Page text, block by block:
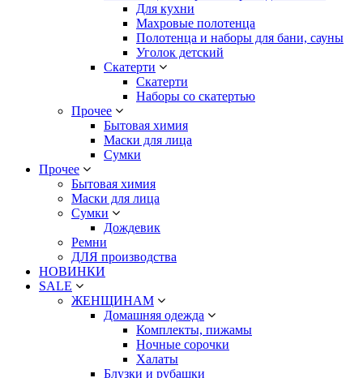
Для кухни
Махровые полотенца
Полотенца и наборы для бани, сауны
Уголок детский
Скатерти
Скатерти
Наборы со скатертью
Прочее
Бытовая химия
Маски для лица
Сумки
Прочее
Бытовая химия
Маски для лица
Сумки
Дождевик
Ремни
ДЛЯ производства
НОВИНКИ
SALE
ЖЕНЩИНАМ
Домашняя одежда
Комплекты, пижамы
Ночные сорочки
Халаты
Блузки и рубашки